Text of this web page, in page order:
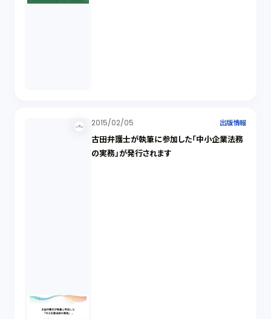
2015/02/05 出版情報
古田弁護士が執筆に参加した「中小企業法務
の実務」が発行されます